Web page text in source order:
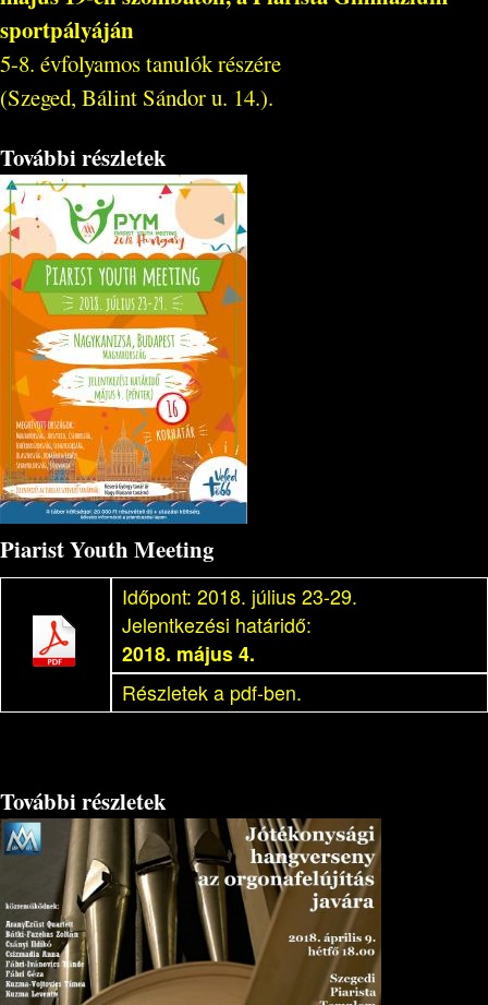
sportpályáján
5-8. évfolyamos tanulók részére
(Szeged, Bálint Sándor u. 14.).
További részletek
Piarist Youth Meeting
Időpont: 2018. július 23-29.
Jelentkezési határidő:
2018. május 4.
Részletek a pdf-ben.
További részletek